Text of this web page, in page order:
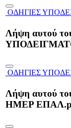
ΟΔΗΓΙΕΣ
Λήψη αυτού
ΟΔΗΓΙΕΣ
Λήψη αυτού
ΗΜΕΡ